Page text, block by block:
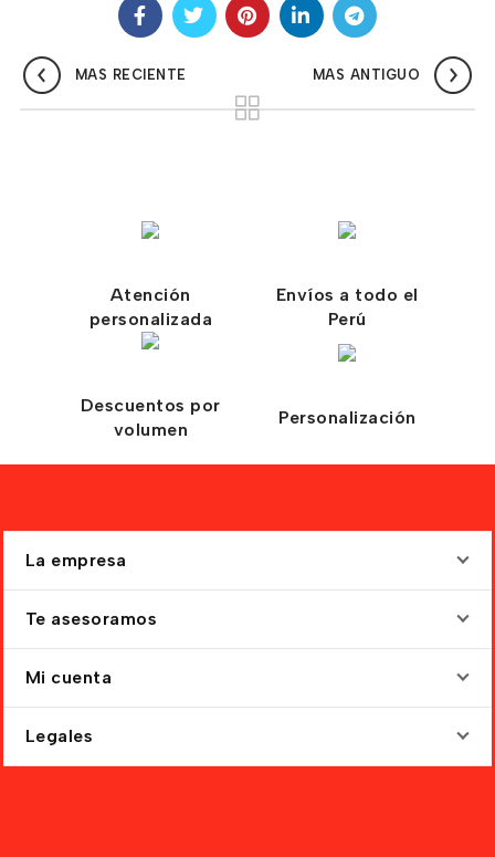
MAS RECIENTE MAS ANTIGUO
Atención
personalizada
Envíos a todo el
Perú
Descuentos por
volumen
Personalización
La empresa
Te asesoramos
Mi cuenta
Legales